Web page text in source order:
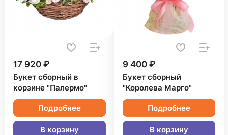
17 920 ₽
Букет сборный в
корзине "Палермо"
Подробнее
В корзину
9 400 ₽
Букет сборный
"Королева Марго"
Подробнее
В корзину